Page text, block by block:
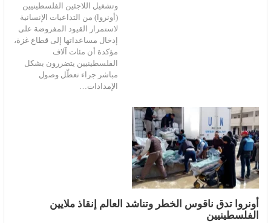
وتشغيل اللاجئين الفلسطينيين
(أونروا) من التداعيات الإنسانية
لاستمرار القيود المفروضة على
إدخال مساعداتها إلى قطاع غزة،
مؤكدة أن مئات آلاف
الفلسطينيين يتضررون بشكل
مباشر جراء تعطّل وصول
الإمدادات…
أونروا تدق ناقوس الخطر وتناشد العالم إنقاذ ملايين
الفلسطينيين